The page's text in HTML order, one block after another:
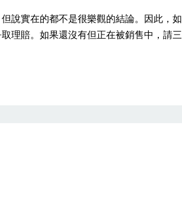
說實在的都不是很樂觀的結論。因此，如
理賠。如果還沒有但正在被銷售中，請三